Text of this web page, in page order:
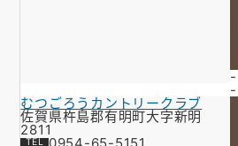
-
-
むつごろうカントリークラブ
佐賀県杵島郡有明町大字新明
2811